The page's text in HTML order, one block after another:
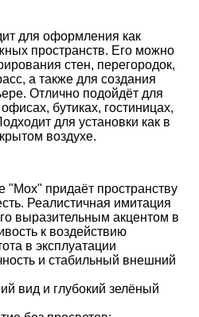
для оформления как
пространств. Его можно
стен, перегородок,
а также для создания
Отлично подойдёт для
бутиках, гостиницах,
для установки как в
воздухе.
"Мох" придаёт пространству
Реалистичная имитация
выразительным акцентом в
к воздействию
в эксплуатации
и стабильный внешний